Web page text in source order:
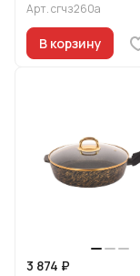
Арт.сгчз260а
В корзину
3 874 ₽